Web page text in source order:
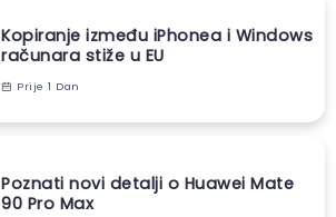
Kopiranje između iPhonea i Windows
računara stiže u EU
Prije 1 Dan
Poznati novi detalji o Huawei Mate
90 Pro Max